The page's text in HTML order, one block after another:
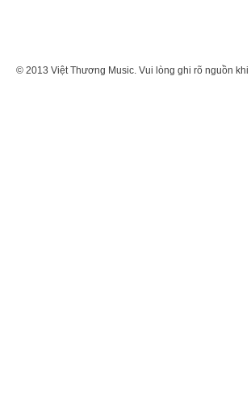
© 2013 Việt Thương Music. Vui lòng ghi rõ nguồn